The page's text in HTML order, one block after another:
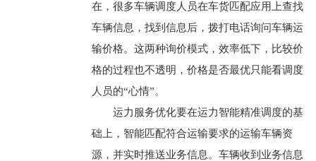
在，很多车辆调度人员在车货匹配应用上查找
车辆信息，找到信息后，拨打电话询问车辆运
输价格。这两种询价模式，效率低下，比较价
格的过程也不透明，价格是否最优只能看调度
人员的“心情”。
运力服务优化要在运力智能精准调度的基
础上，智能匹配符合运输要求的运输车辆资
源，并实时推送业务信息。车辆收到业务信息